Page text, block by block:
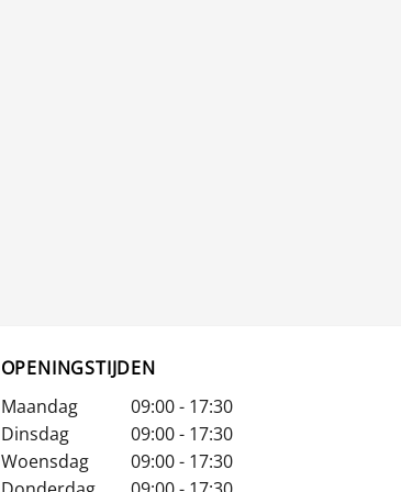
OPENINGSTIJDEN
Maandag
09:00 - 17:30
Dinsdag
09:00 - 17:30
Woensdag
09:00 - 17:30